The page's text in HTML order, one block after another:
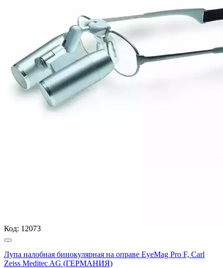
Код: 12073
Лупа налобная бинокулярная на оправе EyeMag Pro F, Carl
Zeiss Meditec AG (ГЕРМАНИЯ)